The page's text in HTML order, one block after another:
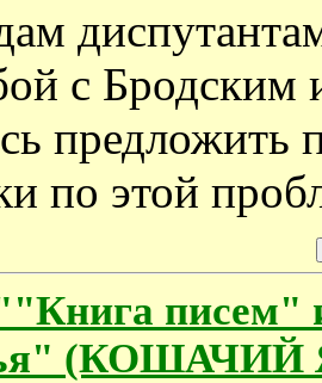
с Бродским
предложить
по этой
писем"